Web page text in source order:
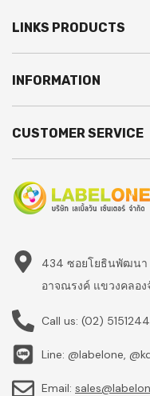
LINKS PRODUCTS
INFORMATION
CUSTOMER SERVICE
434 ซอยโยธินพัฒนา
อาจณรงค์ แขวงคลอง
Call us: (02)
Line: @labelone,
Email: